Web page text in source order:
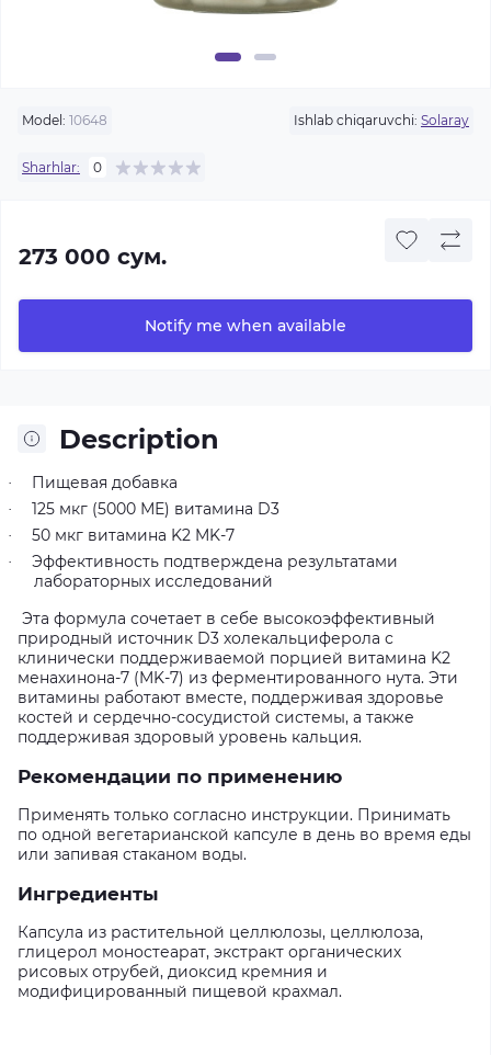
Model: 10648 Ishlab chiqaruvchi: Solaray
Sharhlar: 0
273 000 сум.
Notify me when available
Description
· Пищевая добавка
· 125 мкг (5000 МЕ) витамина D3
· 50 мкг витамина K2 MK-7
·
Эффективность подтверждена результатами
лабораторных исследований
Эта формула сочетает в себе высокоэффективный
природный источник D3 холекальциферола с
клинически поддерживаемой порцией витамина K2
менахинона-7 (MK-7) из ферментированного нута. Эти
витамины работают вместе, поддерживая здоровье
костей и сердечно-сосудистой системы, а также
поддерживая здоровый уровень кальция.
Рекомендации по применению
Применять только согласно инструкции. Принимать
по одной вегетарианской капсуле в день во время еды
или запивая стаканом воды.
Ингредиенты
Капсула из растительной целлюлозы, целлюлоза,
глицерол моностеарат, экстракт органических
рисовых отрубей, диоксид кремния и
модифицированный пищевой крахмал.